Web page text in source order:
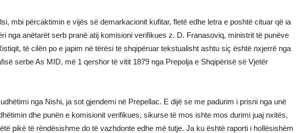
mbi përcaktimin e vijës së demarkacionit kufitar, fletë edhe letra e poshtë cituar që ia
nga anëtarët serb pranë atij komisioni verifikues z. D. Franasoviq, ministrit të punëve
të cilën po e japim në tërësi të shqipëruar tekstualisht ashtu siç është nxjerrë nga
serbe As MID, më 1 qershor të vitit 1879 nga Prepolja e Shqipërisë së Vjetër
nga Nishi, ja sot gjendemi në Prepellac. E dijë se me padurim i prisni nga unë
dhe punën e komisionit verifikues, sikurse të mos ishte mos durimi juaj nxitës,
pikë të rëndësishme do të vazhdonte edhe më tutje. Ja ku është raporti i hollësishëm